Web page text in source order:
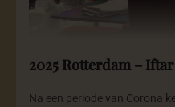
2025 Rotterdam –
Na een periode van Corona